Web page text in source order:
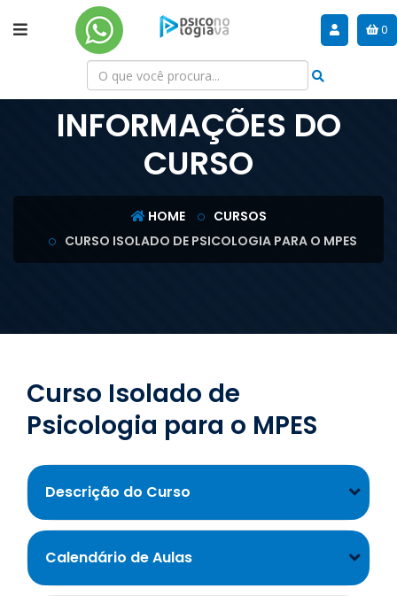
0
INFORMAÇÕES DO
CURSO
HOME
CURSOS
CURSO ISOLADO DE PSICOLOGIA PARA O MPES
Curso Isolado de
Psicologia para o MPES
Descrição do Curso
Calendário de Aulas